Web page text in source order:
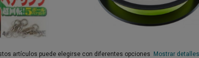
artículos puede elegirse con diferentes opciones Mostrar detalles